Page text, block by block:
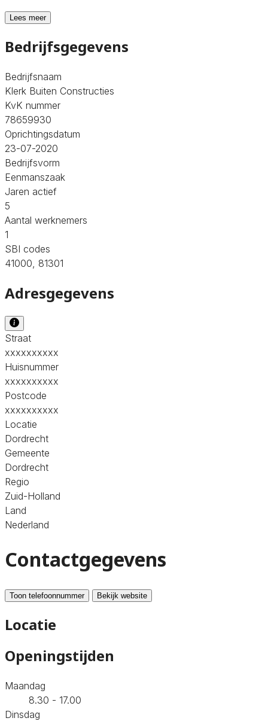
Lees meer
Bedrijfsgegevens
Bedrijfsnaam
Klerk Buiten Constructies
KvK nummer
78659930
Oprichtingsdatum
23-07-2020
Bedrijfsvorm
Eenmanszaak
Jaren actief
5
Aantal werknemers
1
SBI codes
41000, 81301
Adresgegevens
Straat
xxxxxxxxxx
Huisnummer
xxxxxxxxxx
Postcode
xxxxxxxxxx
Locatie
Dordrecht
Gemeente
Dordrecht
Regio
Zuid-Holland
Land
Nederland
Contactgegevens
Toon telefoonnummer Bekijk website
Locatie
Openingstijden
Maandag
8.30 - 17.00
Dinsdag